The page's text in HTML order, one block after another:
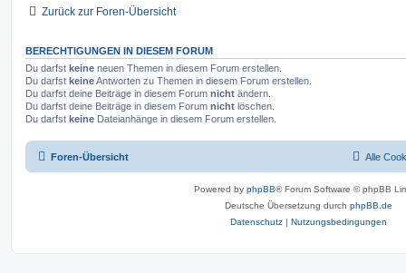
Zurück zur Foren-Übersicht
BERECHTIGUNGEN IN DIESEM FORUM
Du darfst keine neuen Themen in diesem Forum erstellen.
Du darfst keineAntworten zu Themen in diesem Forum erstellen.
Du darfst deine Beiträge in diesem Forum nicht ändern.
Du darfst deine Beiträge in diesem Forum nicht löschen.
Du darfst keine Dateianhänge in diesem Forum erstellen.
Foren-Übersicht Alle
Powered by phpBB® Forum Software © phpBB
Deutsche Übersetzung durch phpBB.de
Datenschutz | Nutzungsbedingungen